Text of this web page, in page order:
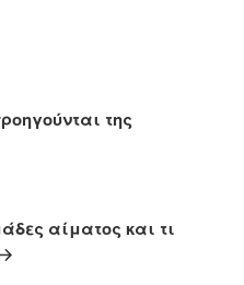
της
αίματος και τι